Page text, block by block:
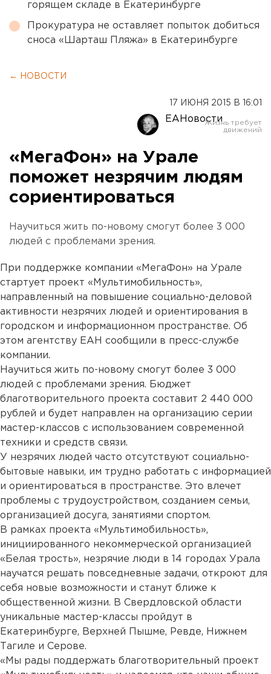
горящем складе в Екатеринбурге
Прокуратура не оставляет попыток добиться
сноса «Шарташ Пляжа» в Екатеринбурге
← НОВОСТИ
17 ИЮНЯ 2015 В 16:01
ЕАНовости
«МегаФон» на Урале
поможет незрячим людям
сориентироваться
Научиться жить по-новому смогут более 3 000
людей с проблемами зрения.
При поддержке компании «МегаФон» на Урале
стартует проект «Мультимобильность»,
направленный на повышение социально-деловой
активности незрячих людей и ориентирования в
городском и информационном пространстве. Об
этом агентству ЕАН сообщили в пресс-службе
компании.
Научиться жить по-новому смогут более 3 000
людей с проблемами зрения. Бюджет
благотворительного проекта составит 2 440 000
рублей и будет направлен на организацию серии
мастер-классов с использованием современной
техники и средств связи.
У незрячих людей часто отсутствуют социально-
бытовые навыки, им трудно работать с информацией
и ориентироваться в пространстве. Это влечет
проблемы с трудоустройством, созданием семьи,
организацией досуга, занятиями спортом.
В рамках проекта «Мультимобильность»,
инициированного некоммерческой организацией
«Белая трость», незрячие люди в 14 городах Урала
научатся решать повседневные задачи, откроют для
себя новые возможности и станут ближе к
общественной жизни. В Свердловской области
уникальные мастер-классы пройдут в
Екатеринбурге, Верхней Пышме, Ревде, Нижнем
Тагиле и Серове.
«Мы рады поддержать благотворительный проект